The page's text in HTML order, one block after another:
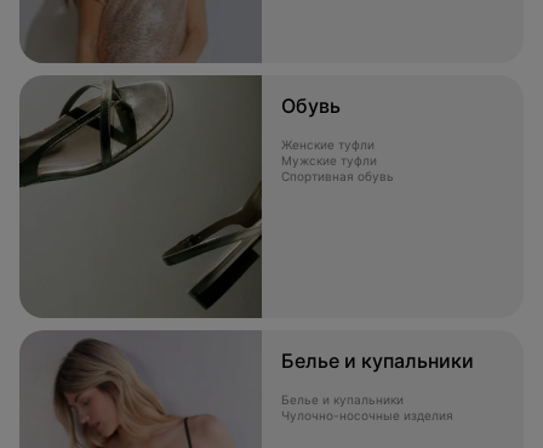
Обувь
Женские туфли
Мужские туфли
Спортивная обувь
Белье и купальники
Белье и купальники
Чулочно-носочные изделия